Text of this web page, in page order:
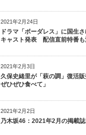
2021年2月24日
ドラマ「ボーダレス」に国生
キャスト発表 配信直前特番も
2021年2月3日
久保史緒里が「萩の調」復活
ぜひぜひ食べて」
2021年2月2日
乃木坂46：2021年2月の掲載